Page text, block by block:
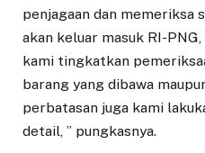
penjagaan dan memeriksa
akan keluar masuk RI-
kami tingkatkan
barang yang dibawa
perbatasan juga kami
detail, ” pungkasnya.